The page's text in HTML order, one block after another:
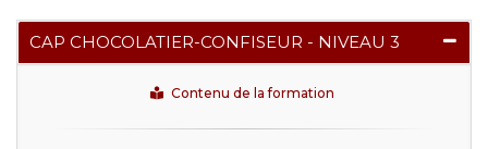
CAP CHOCOLATIER-CONFISEUR - NIVEAU 3
Contenu de la formation